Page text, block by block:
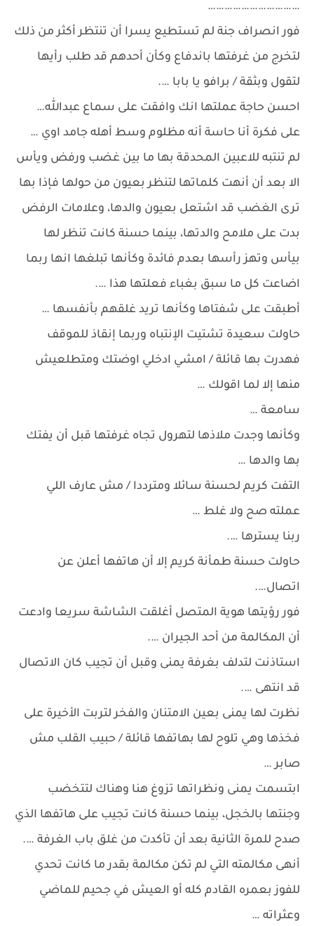
……………………………
فور انصراف جنة لم تستطيع يسرا أن تنتظر أكثر من ذلك
لتخرج من غرفتها باندفاع وكأن أحدهم قد طلب رأيها
لتقول وبثقة / برافو يا بابا ….
احسن حاجة عملتها انك وافقت على سماع عبدالله…
على فكرة أنا حاسة أنه مظلوم وسط أهله جامد اوي …
لم تنتبه للاعبين المحدقة بها ما بين غضب ورفض ويأس
الا بعد أن أنهت كلماتها لتنظر بعيون من حولها فإذا بها
ترى الغضب قد اشتعل بعيون والدها، وعلامات الرفض
بدت على ملامح والدتها، بينما حسنة كانت تنظر لها
بيأس وتهز رأسها بعدم فائدة وكأنها تبلغها انها ربما
اضاعت كل ما سبق بغباء فعلتها هذا ….
أطبقت على شفتاها وكأنها تريد غلقهم بأنفسها …
حاولت سعيدة تشتيت الإنتباه وربما إنقاذ للموقف
فهدرت بها قائلة / امشي ادخلي اوضتك ومتطلعيش
منها إلا لما اقولك …
سامعة …
وكأنها وجدت ملاذها لتهرول تجاه غرفتها قبل أن يفتك
بها والدها …
التفت كريم لحسنة سائلا ومترددا / مش عارف اللي
عملته صح ولا غلط …
ربنا يسترها ….
حاولت حسنة طمأنة كريم إلا أن هاتفها أعلن عن
اتصال….
فور رؤيتها هوية المتصل أغلقت الشاشة سريعا وادعت
أن المكالمة من أحد الجيران ….
استاذنت لتدلف بغرفة يمنى وقبل أن تجيب كان الاتصال
قد انتهى ….
نظرت لها يمنى بعين الامتنان والفخر لتربت الأخيرة على
فخذها وهي تلوح لها بهاتفها قائلة / حبيب القلب مش
صابر …
ابتسمت يمنى ونظراتها تزوغ هنا وهناك لتتخضب
وجنتها بالخجل، بينما حسنة كانت تجيب على هاتفها الذي
صدح للمرة الثانية بعد أن تأكدت من غلق باب الغرفة ….
أنهى مكالمته التي لم تكن مكالمة بقدر ما كانت تحدي
للفوز بعمره القادم كله أو العيش في جحيم للماضي
وعثراته …